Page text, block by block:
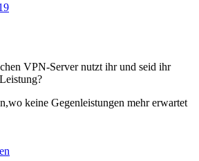
VPN-Server nutzt ihr und seid ihr
keine Gegenleistungen mehr erwartet